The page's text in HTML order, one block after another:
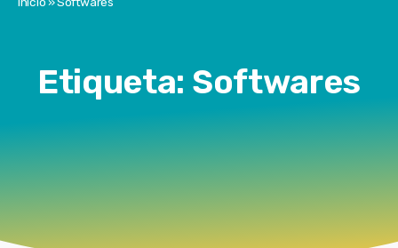
Etiqueta: Softwares